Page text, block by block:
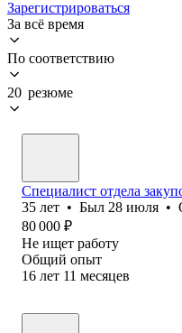
Зарегистрироваться
За всё время
По соответствию
20 резюме
Специалист отдела
35 лет • Был 28 июля •
80 000 ₽
Не ищет работу
Общий опыт
16 лет 11 месяцев